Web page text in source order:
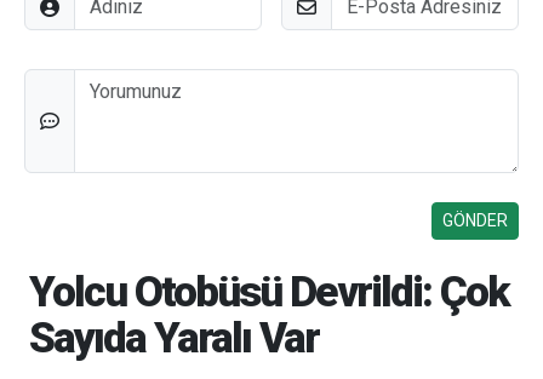
Düşünceleriniz
Yolcu Otobüsü Devrildi: Çok
Sayıda Yaralı Var